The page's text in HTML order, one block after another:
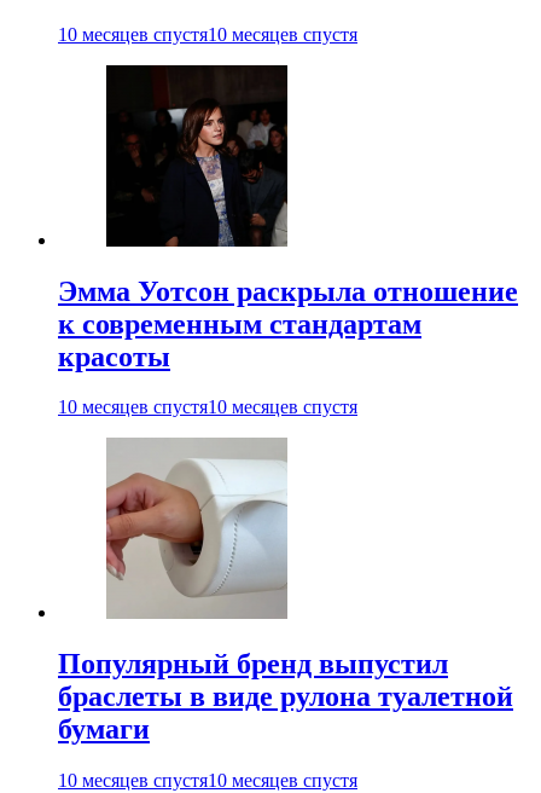
10 месяцев спустя10 месяцев спустя
Эмма Уотсон раскрыла отношение
к современным стандартам
красоты
10 месяцев спустя10 месяцев спустя
Популярный бренд выпустил
браслеты в виде рулона туалетной
бумаги
10 месяцев спустя10 месяцев спустя